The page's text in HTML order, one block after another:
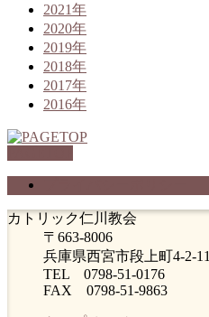
2021年
2020年
2019年
2018年
2017年
2016年
カトリック仁川教会
〒663-8006
兵庫県西宮市段上町4-2-11
TEL 0798-51-0176
FAX 0798-51-9863